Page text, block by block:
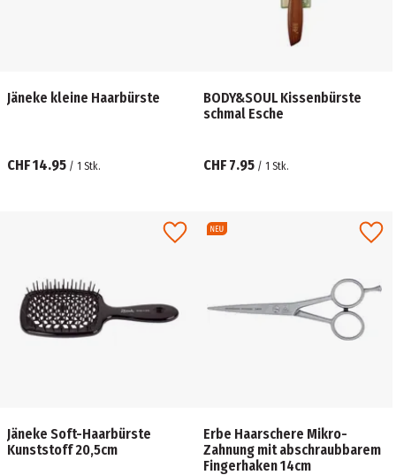
Jäneke kleine Haarbürste
CHF 14.95 / 1 Stk.
BODY&SOUL Kissenbürste
schmal Esche
CHF 7.95 / 1 Stk.
Jäneke Soft-Haarbürste
Kunststoff 20,5cm
Erbe Haarschere Mikro-
Zahnung mit abschraubbarem
Fingerhaken 14cm